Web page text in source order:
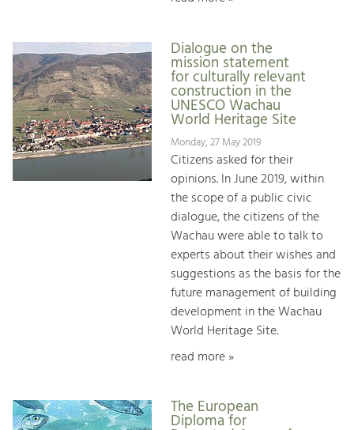
Dialogue on the
mission statement
for culturally relevant
construction in the
UNESCO Wachau
World Heritage Site
Monday, 27 May 2019
Citizens asked for their
opinions. In June 2019, within
the scope of a public civic
dialogue, the citizens of the
Wachau were able to talk to
experts about their wishes and
suggestions as the basis for the
future management of building
development in the Wachau
World Heritage Site.
read more »
The European
Diploma for